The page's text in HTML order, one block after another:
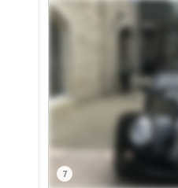
7